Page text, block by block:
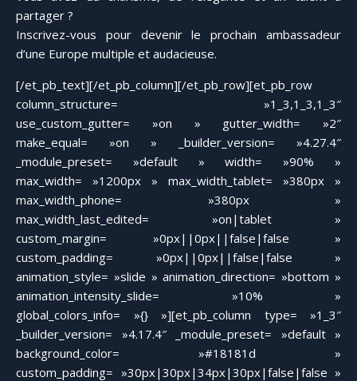
partager ?
Inscrivez-vous pour devenir le prochain ambassadeur
d’une Europe multiple et audacieuse.
[/et_pb_text][/et_pb_column][/et_pb_row][et_pb_row
column_structure= »1_3,1_3,1_3″
use_custom_gutter= »on » gutter_width= »2″
make_equal= »on » _builder_version= »4.27.4″
_module_preset= »default » width= »90% »
max_width= »1200px » max_width_tablet= »380px »
max_width_phone= »380px »
max_width_last_edited= »on|tablet »
custom_margin= »0px||0px||false|false »
custom_padding= »0px||0px||false|false »
animation_style= »slide » animation_direction= »bottom »
animation_intensity_slide= »10% »
global_colors_info= »{} »][et_pb_column type= »1_3″
_builder_version= »4.17.4″ _module_preset= »default »
background_color= »#18181d »
custom_padding= »30px|30px|34px|30px|false|false »